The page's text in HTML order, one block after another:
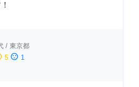
/ 東京都
5 sentiment_dissatisfied 1